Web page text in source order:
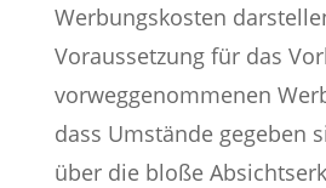
Werbungskosten
Voraussetzung für das
vorweggenommenen
dass Umstände gegeben
über die bloße